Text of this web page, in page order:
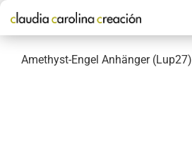
Amethyst-Engel Anhänger (Lup27)